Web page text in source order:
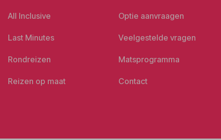
All Inclusive
Last Minutes
Rondreizen
Reizen op maat
Optie aanvraagen
Veelgestelde vragen
Matsprogramma
Contact